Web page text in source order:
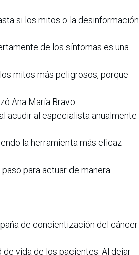
si los mitos o la desinformación
de los síntomas es una
los mitos más peligrosos, porque
Ana María Bravo.
acudir al especialista anualmente
la herramienta más eficaz
para actuar de manera
de concientización del cáncer
vida de los pacientes. Al dejar